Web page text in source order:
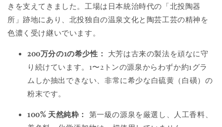
きを支えてきました。工場は日本統治時代の「北投陶器
所」跡地にあり、北投独自の温泉文化と陶芸工芸の精神を
色濃く受け継いでいます。
200万分の1の希少性： 大芳は古来の製法を頑なに守
り続けています。1〜2トンの源泉からわずか約1グラ
ムしか抽出できない、非常に希少な白硫黄（白磺）の
粉末です。
100% 天然純粋： 第一級の源泉を厳選し、人工香料、